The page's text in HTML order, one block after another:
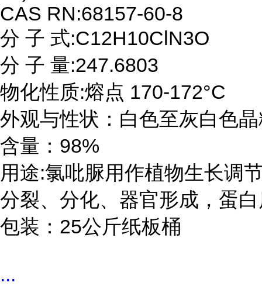
CAS RN:68157-60-8
分 子 式:C12H10ClN3O
分 子 量:247.6803
物化性质:熔点 170-172°C
外观与性状：白色至灰白色
含量：98%
用途:氯吡脲用作植物生长调
分裂、分化、器官形成，蛋
包装：25公斤纸板桶
...